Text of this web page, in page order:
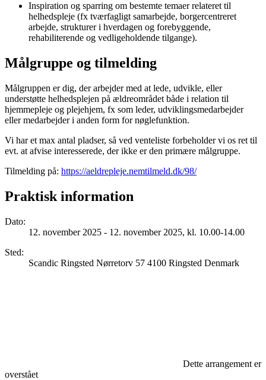
Inspiration og sparring om bestemte temaer relateret til
helhedspleje (fx tværfagligt samarbejde, borgercentreret
arbejde, strukturer i hverdagen og forebyggende,
rehabiliterende og vedligeholdende tilgange).
Målgruppe og tilmelding
Målgruppen er dig, der arbejder med at lede, udvikle, eller
understøtte helhedsplejen på ældreområdet både i relation til
hjemmepleje og plejehjem, fx som leder, udviklingsmedarbejder
eller medarbejder i anden form for nøglefunktion.
Vi har et max antal pladser, så ved venteliste forbeholder vi os ret til
evt. at afvise interesserede, der ikke er den primære målgruppe.
Tilmelding på: https://aeldrepleje.nemtilmeld.dk/98/
Praktisk information
Dato:
12. november 2025 - 12. november 2025, kl. 10.00-14.00
Sted:
Scandic Ringsted Nørretorv 57 4100 Ringsted Denmark
Dette arrangement er
overstået